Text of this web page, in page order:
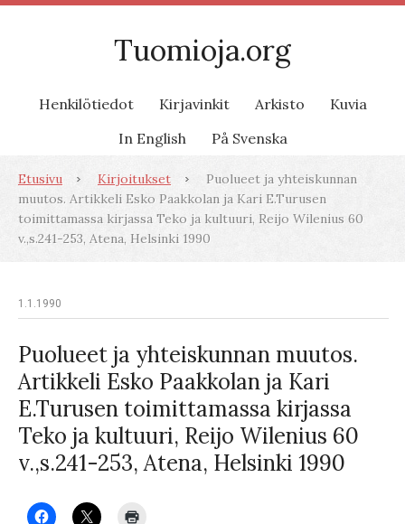
Tuomioja.org
Henkilötiedot Kirjavinkit Arkisto
Kuvia
In English
På Svenska
Etusivu Kirjoitukset
Puolueet ja yhteiskunnan
muutos. Artikkeli Esko Paakkolan ja Kari E.Turusen
toimittamassa kirjassa Teko ja kultuuri, Reijo Wilenius 60
v.,s.241-253, Atena, Helsinki 1990
1.1.1990
Puolueet ja yhteiskunnan muutos.
Artikkeli Esko Paakkolan ja Kari
E.Turusen toimittamassa kirjassa
Teko ja kultuuri, Reijo Wilenius 60
v.,s.241-253, Atena, Helsinki 1990